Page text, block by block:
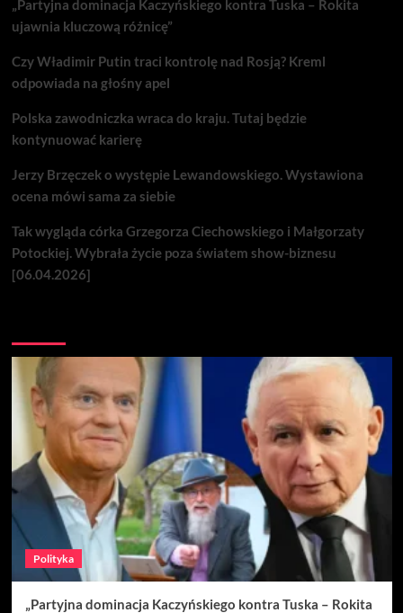
„Partyjna dominacja Kaczyńskiego kontra Tuska – Rokita
ujawnia kluczową różnicę”
Czy Władimir Putin traci kontrolę nad Rosją? Kreml
odpowiada na głośny apel
Polska zawodniczka wraca do kraju. Tutaj będzie
kontynuować karierę
Jerzy Brzęczek o występie Lewandowskiego. Wystawiona
ocena mówi sama za siebie
Tak wygląda córka Grzegorza Ciechowskiego i Małgorzaty
Potockiej. Wybrała życie poza światem show-biznesu
[06.04.2026]
Polityka
„Partyjna dominacja Kaczyńskiego kontra Tuska – Rokita